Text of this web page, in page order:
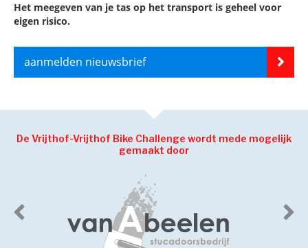
Het meegeven van je tas op het transport is geheel voor
eigen risico.
aanmelden nieuwsbrief
De Vrijthof-Vrijthof Bike Challenge wordt mede mogelijk
gemaakt door